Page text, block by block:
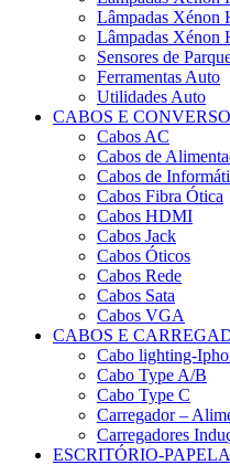
Lâmpadas Xénon
Lâmpadas Xénon
Sensores de
Ferramentas Auto
Utilidades Auto
CABOS E
Cabos AC
Cabos de
Cabos de
Cabos Fibra Ótica
Cabos HDMI
Cabos Jack
Cabos Óticos
Cabos Rede
Cabos Sata
Cabos VGA
CABOS E
Cabo lighting-
Cabo Type A/B
Cabo Type C
Carregador –
Carregadores
ESCRITÓRIO-